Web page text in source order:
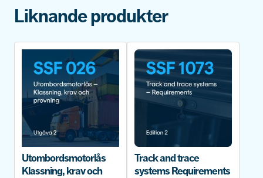
Liknande produkter
Utombordsmotorlås
Klassning, krav och
Track and trace
systems Requirements